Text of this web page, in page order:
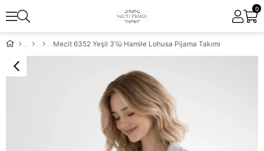
0
Mecit 6352 Yeşil 3'lü Hamile Lohusa Pijama Takımı